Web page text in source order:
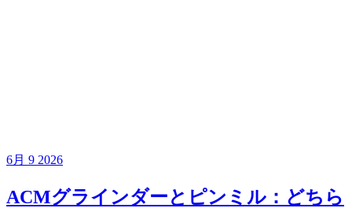
6月 9 2026
ACMグラインダーとピンミル：どちら